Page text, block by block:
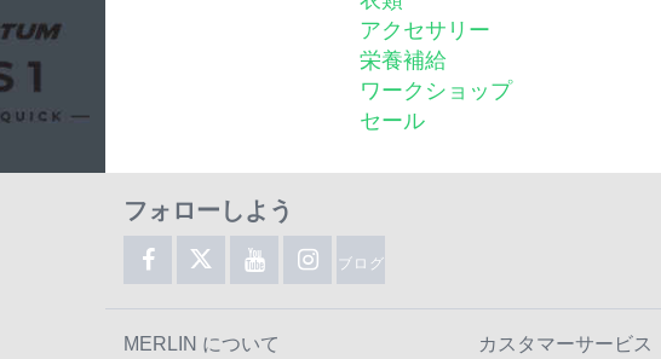
アクセサリー
栄養補給
ワークショップ
セール
フォローしよう
ブログ
MERLIN について カスタマーサービス